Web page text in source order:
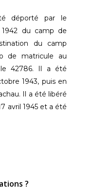
déporté par le
du camp de
du camp
de matricule au
le 42786. Il a été
1943, puis en
Il a été libéré
avril 1945 et a été
?